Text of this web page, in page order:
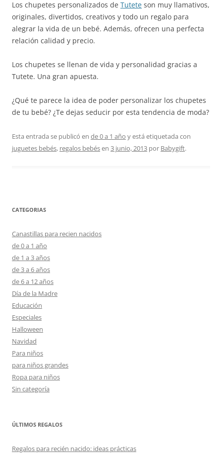
Los chupetes personalizados de Tutete son muy llamativos,
originales, divertidos, creativos y todo un regalo para
alegrar la vida de un bebé. Además, ofrecen una perfecta
relación calidad y precio.
Los chupetes se llenan de vida y personalidad gracias a
Tutete. Una gran apuesta.
¿Qué te parece la idea de poder personalizar los chupetes
de tu bebé? ¿Te dejas seducir por esta tendencia de moda?
Esta entrada se publicó en de 0 a 1 año y está etiquetada con
juguetes bebés, regalos bebésen 3 junio, 2013 por Babygift.
CATEGORIAS
Canastillas para recien nacidos
de 0 a 1 año
de 1 a 3 años
de 3 a 6 años
de 6 a 12 años
Día de la Madre
Educación
Especiales
Halloween
Navidad
Para niños
para niños grandes
Ropa para niños
Sin categoría
ÚLTIMOS REGALOS
Regalos para recién nacido: ideas prácticas